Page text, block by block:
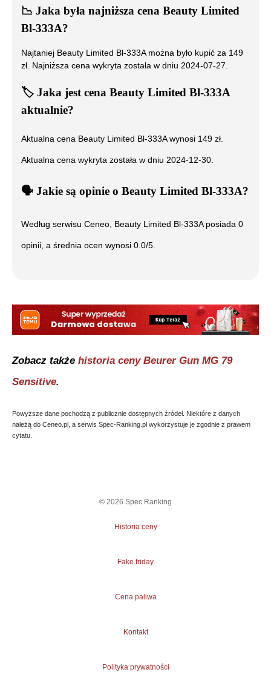
📉 Jaka była najniższa cena Beauty Limited
Bl-333A?
Najtaniej Beauty Limited Bl-333Amożna było kupić za 149
zł. Najniższa cena wykryta została w dniu 2024-07-27
🏷️ Jaka jest cena Beauty Limited Bl-333A
aktualnie?
Aktualna cena Beauty Limited Bl-333Awynosi 149 zł.
Aktualna cena wykryta została w dniu 2024-12-30
🗣️ ️ Jakie są opinie o Beauty Limited Bl-333A?
Według serwisu Ceneo, Beauty Limited Bl-333Aposiada 0
opinii, a średnia ocen wynosi 0.0/5.
Zobacz także historia ceny Beurer Gun MG 79
Sensitive.
Powyższe dane pochodzą z publicznie dostępnych źródeł. Niektóre z danych
należą do Ceneo.pl, a serwis Spec-Ranking.pl wykorzystuje je zgodnie z prawem
cytatu.
© 2026 Spec Ranking
Historia ceny
Fake friday
Cena paliwa
Kontakt
Polityka prywatności